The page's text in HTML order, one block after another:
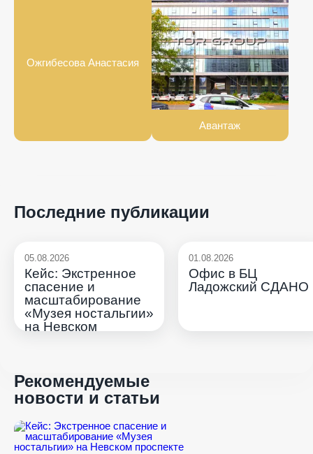
Ожгибесова Анастасия
Авантаж
Последние публикации
05.08.2026
Кейс: Экстренное
спасение и
масштабирование
«Музея ностальгии»
на Невском
01.08.2026
Офис в БЦ
Ладожский СДАНО
Рекомендуемые
новости и статьи